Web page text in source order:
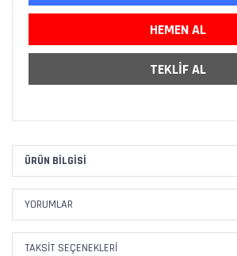
HEMEN AL
TEKLİF AL
ÜRÜN BILGISI
YORUMLAR
TAKSIT SEÇENEKLERI